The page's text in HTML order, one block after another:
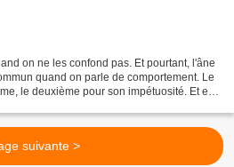
on ne les confond pas. Et pourtant, l'âne
quand on parle de comportement. Le
le deuxième pour son impétuosité. Et en
suivante >